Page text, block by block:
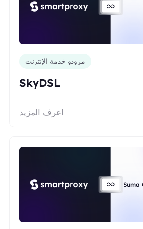
مزودو خدمة الإنترنت
SkyDSL
اعرف المزيد
Suma